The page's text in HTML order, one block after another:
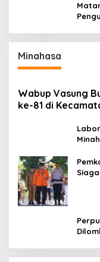
Minahasa
Wabup Vasung
ke-81 di